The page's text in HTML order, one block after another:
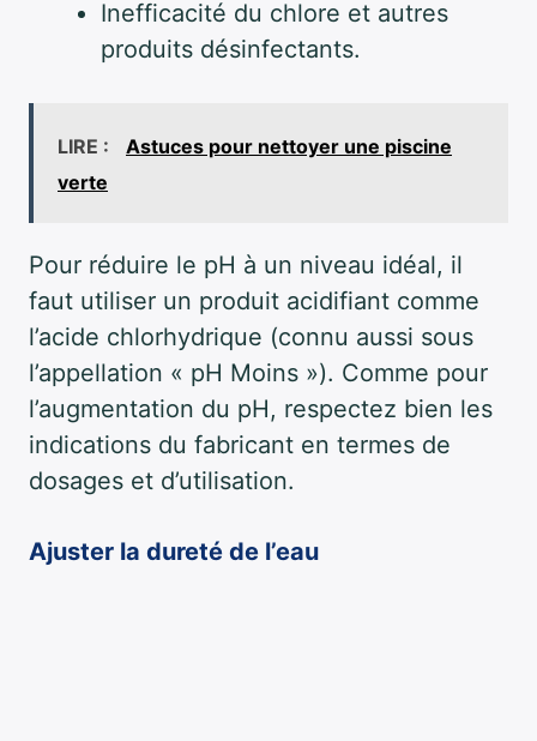
Inefficacité du chlore et autres
produits désinfectants.
LIRE :
Astuces pour nettoyer une piscine
verte
Pour réduire le pH à un niveau idéal, il
faut utiliser un produit acidifiant comme
l’acide chlorhydrique (connu aussi sous
l’appellation « pH Moins »). Comme pour
l’augmentation du pH, respectez bien les
indications du fabricant en termes de
dosages et d’utilisation.
Ajuster la dureté de l’eau